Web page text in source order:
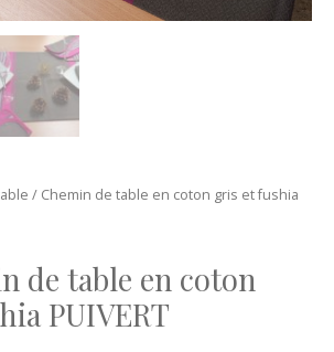
/ Chemin de table en coton gris et fushia
de table en coton
PUIVERT